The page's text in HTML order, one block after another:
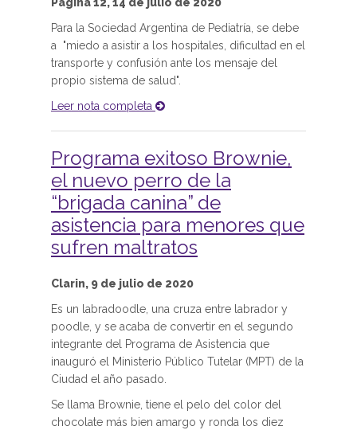
Página 12, 14 de julio de 2020
Para la Sociedad Argentina de Pediatría, se debe
a "miedo a asistir a los hospitales, dificultad en el
transporte y confusión ante los mensaje del
propio sistema de salud".
Leer nota completa
Programa exitoso Brownie,
el nuevo perro de la
“brigada canina” de
asistencia para menores que
sufren maltratos
Clarin, 9 de julio de 2020
Es un labradoodle, una cruza entre labrador y
poodle, y se acaba de convertir en el segundo
integrante del Programa de Asistencia que
inauguró el Ministerio Público Tutelar (MPT) de la
Ciudad el año pasado.
Se llama Brownie, tiene el pelo del color del
chocolate más bien amargo y ronda los diez